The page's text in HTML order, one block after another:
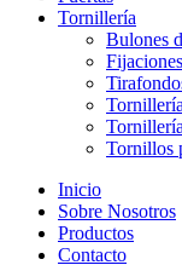
Tornillería
Bulones
Tornillos
Inicio
Sobre Nosotros
Productos
Contacto